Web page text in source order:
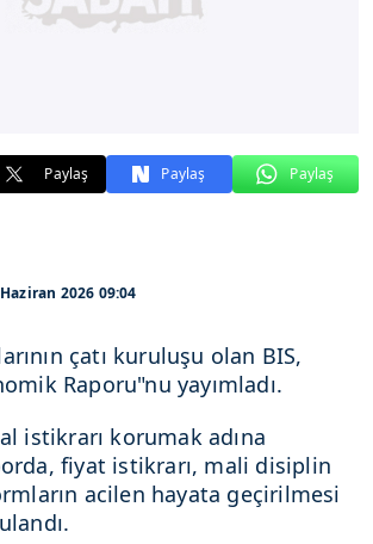
Paylaş Paylaş Paylaş
2026 09:04
çatı kuruluşu olan BIS,
Raporu"nu yayımladı.
istikrarı korumak adına
fiyat istikrarı, mali disiplin
acilen hayata geçirilmesi